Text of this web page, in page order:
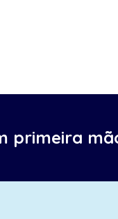
primeira